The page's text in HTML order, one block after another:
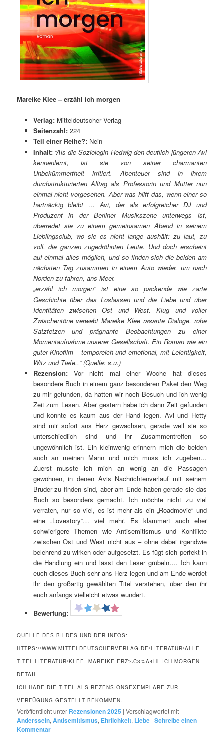
Mareike Klee – erzähl ich morgen
Verlag:Mitteldeutscher Verlag
Seitenzahl: 224
Teil einer Reihe?: Nein
Inhalt: “Als die Soziologin Hedwig den deutlich jüngeren Avi
kennenlernt, ist sie von seiner charmanten
Unbekümmertheit irritiert. Abenteuer sind in ihrem
durchstrukturierten Alltag als Professorin und Mutter nun
einmal nicht vorgesehen. Aber was hilft das, wenn einer so
hartnäckig bleibt … Avi, der als erfolgreicher DJ und
Produzent in der Berliner Musikszene unterwegs ist,
überredet sie zu einem gemeinsamen Abend in seinem
Lieblingsclub, wo sie es nicht lange aushält: zu laut, zu
voll, die ganzen zugedröhnten Leute. Und doch erscheint
auf einmal alles möglich, und so finden sich die beiden am
nächsten Tag zusammen in einem Auto wieder, um nach
Norden zu fahren, ans Meer.
„erzähl ich morgen“ ist eine so packende wie zarte
Geschichte über das Loslassen und die Liebe und über
Identitäten zwischen Ost und West. Klug und voller
Zwischentöne verwebt Mareike Klee rasante Dialoge, rohe
Satzfetzen und prägnante Beobachtungen zu einer
Momentaufnahme unserer Gesellschaft. Ein Roman wie ein
guter Kinofilm – temporeich und emotional, mit Leichtigkeit,
Witz und Tiefe..“ (Quelle: s.u.)
Rezension: Vor nicht mal einer Woche hat dieses
besondere Buch in einem ganz besonderen Paket den Weg
zu mir gefunden, da hatten wir noch Besuch und ich wenig
Zeit zum Lesen. Aber gestern habe ich dann Zeit gefunden
und konnte es kaum aus der Hand legen. Avi und Hetty
sind mir sofort ans Herz gewachsen, gerade weil sie so
unterschiedlich sind und ihr Zusammentreffen so
ungewöhnlich ist. Ein kleinwenig erinnern mich die beiden
auch an meinen Mann und mich muss ich zugeben…
Zuerst musste ich mich an wenig an die Passagen
gewöhnen, in denen Avis Nachrichtenverlauf mit seinem
Bruder zu finden sind, aber am Ende haben gerade sie das
Buch so besonders gemacht. Ich möchte nicht zu viel
verraten, nur so viel, es ist mehr als ein „Roadmovie“ und
eine „Lovestory“… viel mehr. Es klammert auch eher
schwierigere Themen wie Antisemitismus und Konflikte
zwischen Ost und West nicht aus – ohne dabei irgendwie
belehrend zu wirken oder aufgesetzt. Es fügt sich perfekt in
die Handlung ein und lässt den Leser grübeln…. Ich kann
euch dieses Buch sehr ans Herz legen und am Ende werdet
ihr den großartig gewählten Titel verstehen, über den ihr
euch anfangs vielleicht etwas wundert.
Bewertung:
QUELLE DES BILDES UND DER INFOS:
HTTPS://WWW.MITTELDEUTSCHERVERLAG.DE/LITERATUR/ALLE-
TITEL-LITERATUR/KLEE,-MAREIKE-ERZ%C3%A4HL-ICH-MORGEN-
DETAIL
ICH HABE DIE TITEL ALS REZENSIONSEXEMPLARE ZUR
VERFÜGUNG GESTELLT BEKOMMEN.
Veröffentlicht unter Rezensionen 2025 |Verschlagwortet mit
Anderssein,Antisemitismus, Ehrlichkeit, Liebe |Schreibe einen
Kommentar